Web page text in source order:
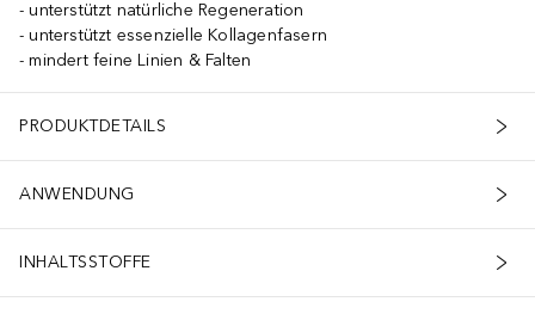
unterstützt natürliche Regeneration
unterstützt essenzielle Kollagenfasern
mindert feine Linien & Falten
PRODUKTDETAILS
ANWENDUNG
INHALTSSTOFFE